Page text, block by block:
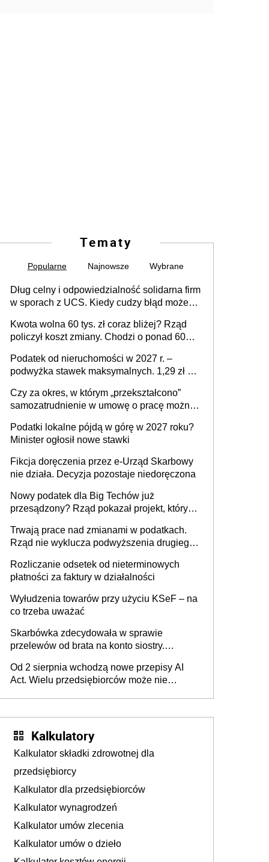
Tematy
Popularne Najnowsze Wybrane
Dług celny i odpowiedzialność solidarna firm
w sporach z UCS. Kiedy cudzy błąd może
Kwota wolna 60 tys. zł coraz bliżej? Rząd
policzył koszt zmiany. Chodzi o ponad 60
Podatek od nieruchomości w 2027 r. –
podwyżka stawek maksymalnych. 1,29 zł za
budynków i lokali związanych z
prowadzeniem działalności gospodarczej
Czy za okres, w którym „przekształcono”
samozatrudnienie w umowę o pracę można
umowy cywilnoprawnej jedynym
racjonalnym wyjściem
Podatki lokalne pójdą w górę w 2027 roku?
Minister ogłosił nowe stawki
Fikcja doręczenia przez e-Urząd Skarbowy
nie działa. Decyzja pozostaje niedoręczona
Nowy podatek dla Big Techów już
przesądzony? Rząd pokazał projekt, który
Trwają prace nad zmianami w podatkach.
Rząd nie wyklucza podwyższenia drugiego
Rozliczanie odsetek od nieterminowych
płatności za faktury w działalności
Wyłudzenia towarów przy użyciu KSeF – na
co trzeba uważać
Skarbówka zdecydowała w sprawie
przelewów od brata na konto siostry.
darowizna, ale podatku jednak nie będzie
Od 2 sierpnia wchodzą nowe przepisy AI
Act. Wielu przedsiębiorców może nie
Kalkulatory
Kalkulator składki zdrowotnej dla
przedsiębiorcy
Kalkulator dla przedsiębiorców
Kalkulator wynagrodzeń
Kalkulator umów zlecenia
Kalkulator umów o dzieło